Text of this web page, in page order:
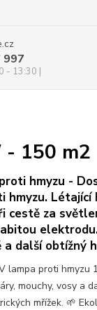
997
- 13:30 |
- 150 m2
hmyzu -
hmyzu. Létající
cestě za
a další obtížný
lampa proti hmyzu
mouchy, vosy a
mřížek. 🌱